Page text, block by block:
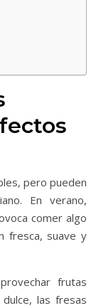
pero pueden
En verano,
comer algo
fresca, suave y
frutas
las fresas